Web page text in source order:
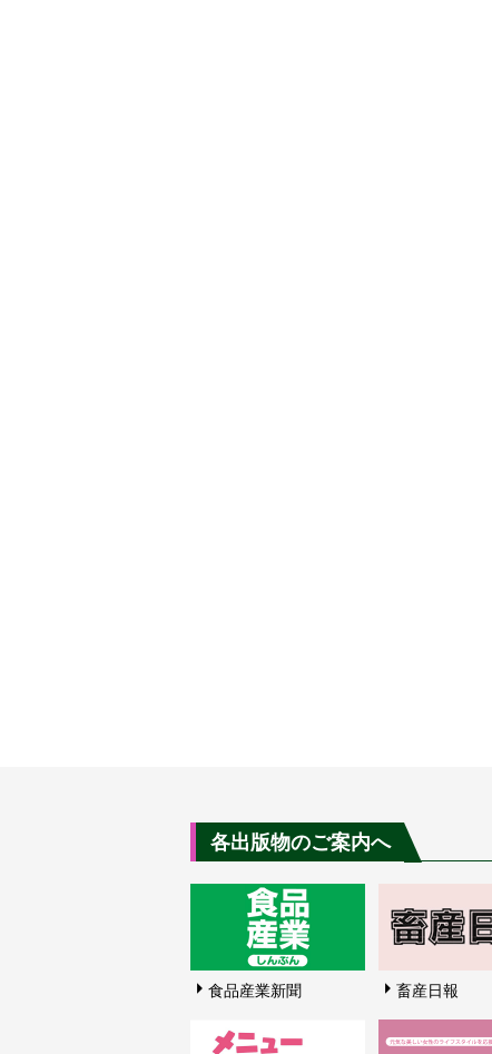
各出版物のご案内へ
食品産業新聞 畜産日報